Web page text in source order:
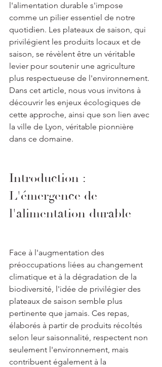
l'alimentation durable s'impose
comme un pilier essentiel de notre
quotidien. Les plateaux de saison, qui
privilégient les produits locaux et de
saison, se révèlent être un véritable
levier pour soutenir une agriculture
plus respectueuse de l'environnement.
Dans cet article, nous vous invitons à
découvrir les enjeux écologiques de
cette approche, ainsi que son lien avec
la ville de Lyon, véritable pionnière
dans ce domaine.
Introduction :
L'émergence de
l'alimentation durable
Face à l'augmentation des
préoccupations liées au changement
climatique et à la dégradation de la
biodiversité, l'idée de privilégier des
plateaux de saison semble plus
pertinente que jamais. Ces repas,
élaborés à partir de produits récoltés
selon leur saisonnalité, respectent non
seulement l'environnement, mais
contribuent également à la